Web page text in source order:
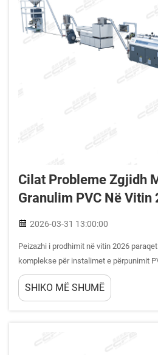
Cilat Probleme Zgjidh
Granulim PVC Në Vitin
2026-03-31 13:00:00
Peizazhi i prodhimit në vitin 2026
komplekse për instalimet e përpunimit
e mbetjeve plastike dhe me ngushtimin
prodhuesit ndajnë presion të
SHIKO MË SHUMË